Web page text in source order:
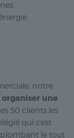
notre
organiser une
50 clients les
qui s’est
le tout